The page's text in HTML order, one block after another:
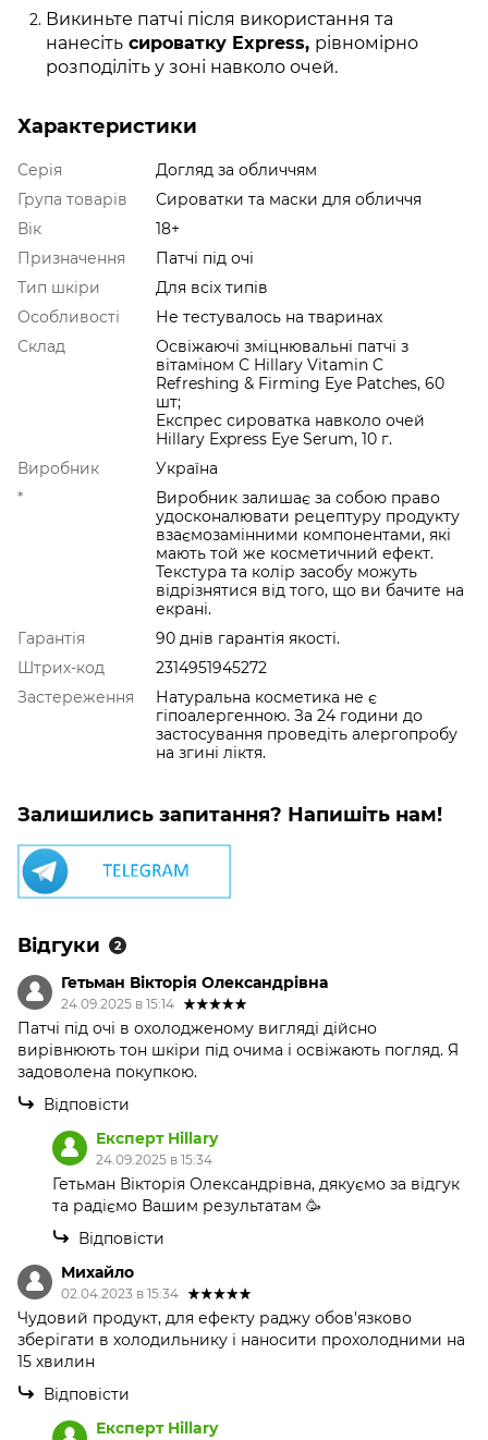
Викиньте патчі після використання та
нанесіть сироватку Express, рівномірно
розподіліть у зоні навколо очей.
Характеристики
Серія
Догляд за обличчям
Група товарів
Сироватки та маски для обличчя
Вік
18+
Призначення
Патчі під очі
Тип шкіри
Для всіх типів
Особливості
Не тестувалось на тваринах
Склад
Освіжаючі зміцнювальні патчі з
вітаміном С Hillary Vitamin C
Refreshing & Firming Eye Patches, 60
шт;
Експрес сироватка навколо очей
Hillary Express Eye Serum, 10 г.
Виробник
Україна
*
Виробник залишає за собою право
удосконалювати рецептуру продукту
взаємозамінними компонентами, які
мають той же косметичний ефект.
Текстура та колір засобу можуть
відрізнятися від того, що ви бачите на
екрані.
Гарантія
90 днів гарантія якості.
Штрих-код
2314951945272
Застереження
Натуральна косметика не є
гіпоалергенною. За 24 години до
застосування проведіть алергопробу
на згині ліктя.
Залишились запитання? Напишіть нам!
Відгуки 2
Гетьман Вікторія Олександрівна
24.09.2025 в 15:14
Патчі під очі в охолодженому вигляді дійсно
вирівнюють тон шкіри під очима і освіжають погляд. Я
задоволена покупкою.
Відповісти
Експерт Hillary
24.09.2025 в 15:34
Гетьман Вікторія Олександрівна, дякуємо за відгук
та радіємо Вашим результатам 🥳
Відповісти
Михайло
02.04.2023 в 15:34
Чудовий продукт, для ефекту раджу обов'язково
зберігати в холодильнику і наносити прохолодними на
15 хвилин
Відповісти
Експерт Hillary